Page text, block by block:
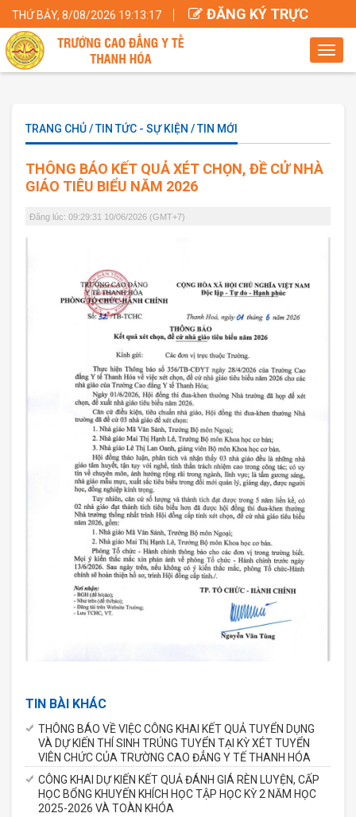
THỨ BẢY, 8/08/2026 19:13:18
ĐĂNG KÝ TRỰC
TUYẾN
TRANG CHỦ / TIN TỨC - SỰ KIỆN / TIN MỚI
THÔNG BÁO KẾT QUẢ XÉT CHỌN, ĐỀ CỬ NHÀ
GIÁO TIÊU BIỂU NĂM 2026
Đăng lúc: 09:29:31 10/06/2026 (GMT+7)
TIN BÀI KHÁC
THÔNG BÁO VỀ VIỆC CÔNG KHAI KẾT QUẢ TUYỂN DỤNG
VÀ DỰ KIẾN THÍ SINH TRÚNG TUYỂN TẠI KỲ XÉT TUYỂN
VIÊN CHỨC CỦA TRƯỜNG CAO ĐẲNG Y TẾ THANH HÓA
CÔNG KHAI DỰ KIẾN KẾT QUẢ ĐÁNH GIÁ RÈN LUYỆN, CẤP
HỌC BỔNG KHUYẾN KHÍCH HỌC TẬP HỌC KỲ 2 NĂM HỌC
2025-2026 VÀ TOÀN KHÓA